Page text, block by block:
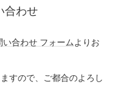
合わせ
い合わせフォーム よりお
すので、ご都合のよろし